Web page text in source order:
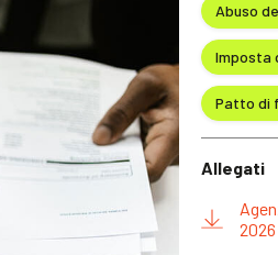
Abuso
Imposta
Patto di
Allegati
2026